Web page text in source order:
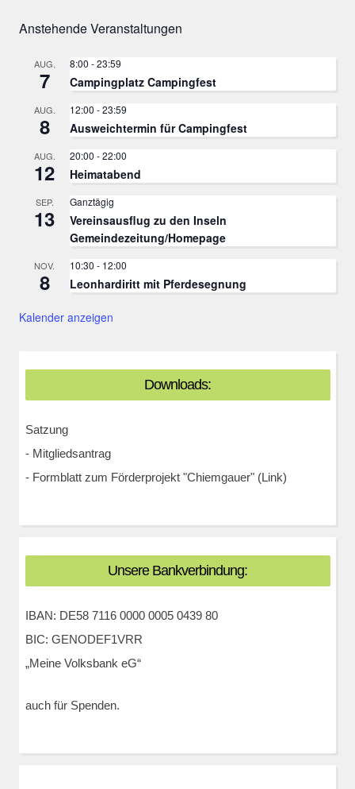
Anstehende Veranstaltungen
AUG.
7
8:00 -23:59
Campingplatz Campingfest
AUG.
8
12:00 -23:59
Ausweichtermin für Campingfest
AUG.
12
20:00 -22:00
Heimatabend
SEP.
13
Ganztägig
Vereinsausflug zu den Inseln
Gemeindezeitung/Homepage
NOV.
8
10:30 - 12:00
Leonhardiritt mit Pferdesegnung
Kalender anzeigen
Downloads:
Satzung
- Mitgliedsantrag
- Formblatt zum Förderprojekt "Chiemgauer" (Link)
Unsere Bankverbindung:
IBAN: DE58 7116 0000 0005 0439 80
BIC: GENODEF1VRR
„Meine Volksbank eG“
auch für Spenden.